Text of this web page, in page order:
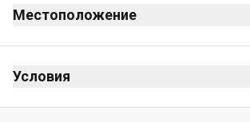
Местоположение
Условия